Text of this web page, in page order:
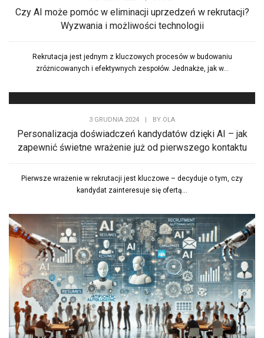
Czy AI może pomóc w eliminacji uprzedzeń w rekrutacji?
Wyzwania i możliwości technologii
Rekrutacja jest jednym z kluczowych procesów w budowaniu
zróżnicowanych i efektywnych zespołów. Jednakże, jak w...
3 GRUDNIA 2024 BY OLA
Personalizacja doświadczeń kandydatów dzięki AI – jak
zapewnić świetne wrażenie już od pierwszego kontaktu
Pierwsze wrażenie w rekrutacji jest kluczowe – decyduje o tym, czy
kandydat zainteresuje się ofertą...